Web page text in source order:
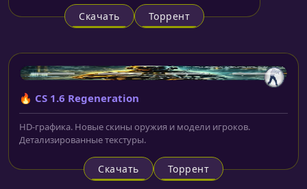
Скачать Торрент
🔥 CS 1.6 Regeneration
HD-графика. Новые скины оружия и модели игроков.
Детализированные текстуры.
Скачать Торрент